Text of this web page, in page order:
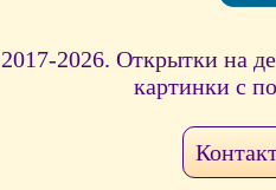
2017-2026. Открытки на
картинки с